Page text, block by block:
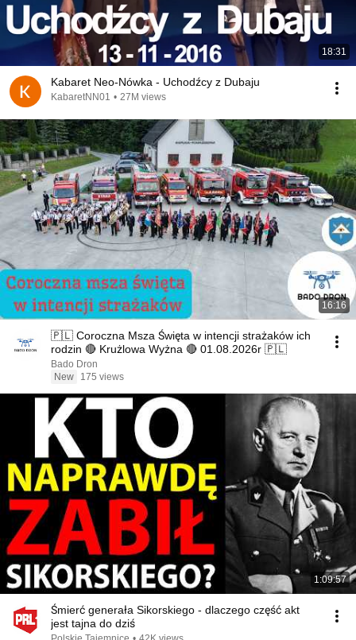
18:31
Kabaret Neo-Nówka - Uchodźcy z Dubaju
KabaretNN01 • 27M views
16:16
🇵🇱 Coroczna Msza Święta w intencji strażaków ich
rodzin 🔴 Krużlowa Wyżna 🔴 01.08.2026r 🇵🇱
Bado Dron
New
175 views
1:09:57
Śmierć generała Sikorskiego - dlaczego część akt
jest tajna do dziś